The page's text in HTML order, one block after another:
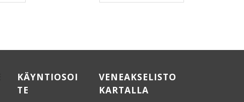
KÄYNTIOSOI
TE
VENEAKSELISTO
KARTALLA